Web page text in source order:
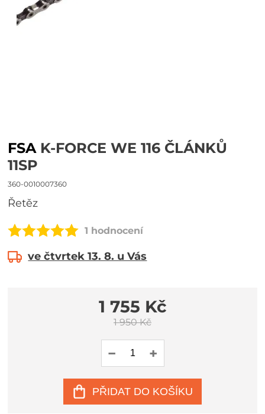
FSAK-FORCE WE 116 ČLÁNKŮ
11SP
360-0010007360
řetěz
1 hodnocení
ve čtvrtek 13. 8. u Vás
1 755 Kč
1 950 Kč
PŘIDAT DO KOŠÍKU